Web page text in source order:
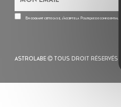
En cochant cette case, j’accepte la Politique de confidentialité
ASTROLABE TOUS DROIT RÉSERVÉS -